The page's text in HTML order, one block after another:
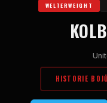
WELTERWEIGHT
HISTORIE BOJŮ